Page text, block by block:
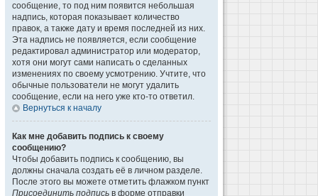
сообщение, то под ним появится небольшая
надпись, которая показывает количество
правок, а также дату и время последней из них.
Эта надпись не появляется, если сообщение
редактировал администратор или модератор,
хотя они могут сами написать о сделанных
изменениях по своему усмотрению. Учтите, что
обычные пользователи не могут удалить
сообщение, если на него уже кто-то ответил.
Вернуться к началу
Как мне добавить подпись к своему
сообщению?
Чтобы добавить подпись к сообщению, вы
должны сначала создать её в личном разделе.
После этого вы можете отметить флажком пункт
Присоединить подпись в форме отправки